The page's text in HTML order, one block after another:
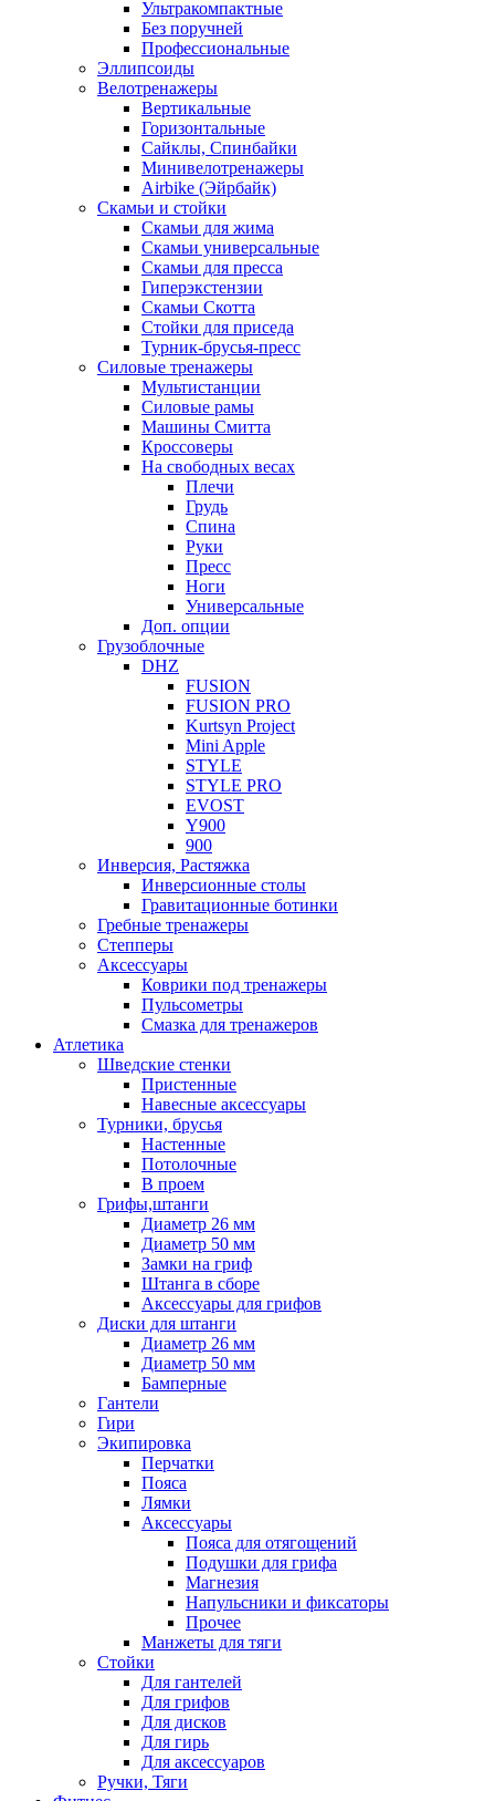
Ультракомпактные
Без поручней
Профессиональные
Эллипсоиды
Велотренажеры
Вертикальные
Горизонтальные
Сайклы, Спинбайки
Минивелотренажеры
Airbike (Эйрбайк)
Скамьи и стойки
Скамьи для жима
Скамьи универсальные
Скамьи для пресса
Гиперэкстензии
Скамьи Скотта
Стойки для приседа
Турник-брусья-пресс
Силовые тренажеры
Мультистанции
Силовые рамы
Машины Смитта
Кроссоверы
На свободных весах
Плечи
Грудь
Спина
Руки
Пресс
Ноги
Универсальные
Доп. опции
Грузоблочные
DHZ
FUSION
FUSION PRO
Kurtsyn Project
Mini Apple
STYLE
STYLE PRO
EVOST
Y900
900
Инверсия, Растяжка
Инверсионные столы
Гравитационные ботинки
Гребные тренажеры
Степперы
Аксессуары
Коврики под тренажеры
Пульсометры
Смазка для тренажеров
Атлетика
Шведские стенки
Пристенные
Навесные аксессуары
Турники, брусья
Настенные
Потолочные
В проем
Грифы,штанги
Диаметр 26 мм
Диаметр 50 мм
Замки на гриф
Штанга в сборе
Аксессуары для грифов
Диски для штанги
Диаметр 26 мм
Диаметр 50 мм
Бамперные
Гантели
Гири
Экипировка
Перчатки
Пояса
Лямки
Аксессуары
Пояса для отягощений
Подушки для грифа
Магнезия
Напульсники и фиксаторы
Прочее
Манжеты для тяги
Стойки
Для гантелей
Для грифов
Для дисков
Для гирь
Для аксессуаров
Ручки, Тяги